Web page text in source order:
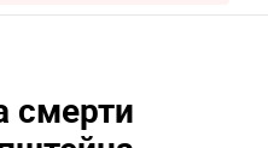
смерти